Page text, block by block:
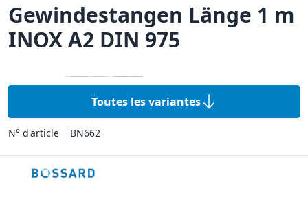
Gewindestangen Länge 1 m
INOX A2 DIN 975
Toutes les variantes
N° d'article BN662